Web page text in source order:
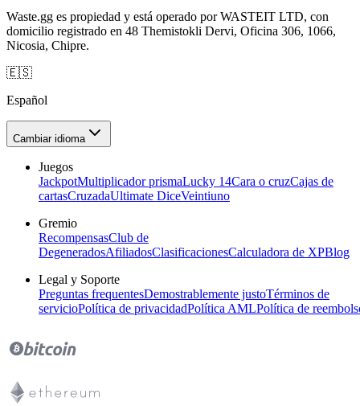
Waste.gg es propiedad y está operado por WASTEIT LTD, con
domicilio registrado en 48 Themistokli Dervi, Oficina 306, 1066,
Nicosia, Chipre.
🇪🇸
Español
Cambiar idioma
Juegos
JackpotMultiplicador prismaLucky 14Cara o cruzCajas de
cartasCruzadaUltimate DiceVeintiuno
Gremio
RecompensasClub de
DegeneradosAfiliadosClasificacionesCalculadora de XPBlog
Legal y Soporte
Preguntas frequentesDemostrablemente justoTérminos de
servicioPolítica de privacidadPolítica AMLPolítica de